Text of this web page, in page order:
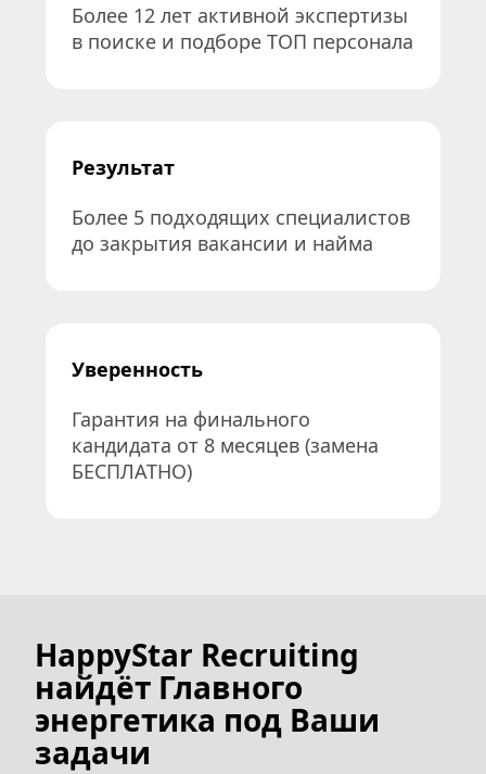
Более 12 лет активной экспертизы
в поиске и подборе ТОП персонала
Результат
Более 5 подходящих специалистов
до закрытия вакансии и найма
Уверенность
Гарантия на финального
кандидата от 8 месяцев (замена
БЕСПЛАТНО)
HappyStar Recruiting
найдёт Главного
энергетика под Ваши
задачи